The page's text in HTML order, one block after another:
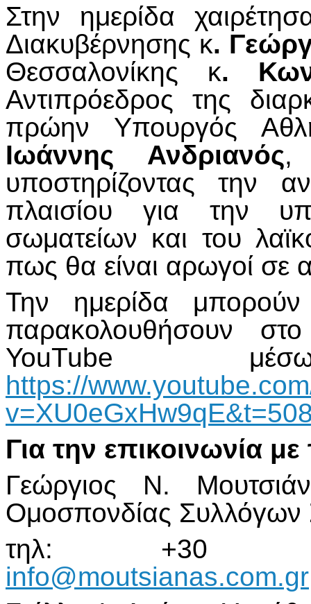
Στην ημερίδα
Διακυβέρνησης κ.
Θεσσαλονίκης κ.
Αντιπρόεδρος της
πρώην Υπουργός
Ιωάννης
Ανδριανός,
υποστηρίζοντας την
πλαισίου για την
σωματείων και του
πως θα είναι αρωγοί σε
Την ημερίδα
παρακολουθήσουν
YouTube
https://
Για την επικοινωνία
Γεώργιος Ν.
Ομοσπονδίας
τηλ: +30
info@moutsianas.com.gr